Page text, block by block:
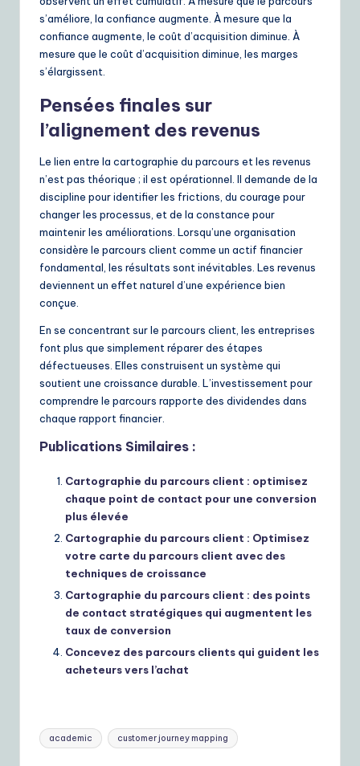
s’améliore, la confiance augmente. À mesure que la
confiance augmente, le coût d’acquisition diminue. À
mesure que le coût d’acquisition diminue, les marges
s’élargissent.
Pensées finales sur
l’alignement des revenus
Le lien entre la cartographie du parcours et les revenus
n’est pas théorique ; il est opérationnel. Il demande de la
discipline pour identifier les frictions, du courage pour
changer les processus, et de la constance pour
maintenir les améliorations. Lorsqu’une organisation
considère le parcours client comme un actif financier
fondamental, les résultats sont inévitables. Les revenus
deviennent un effet naturel d’une expérience bien
conçue.
En se concentrant sur le parcours client, les entreprises
font plus que simplement réparer des étapes
défectueuses. Elles construisent un système qui
soutient une croissance durable. L’investissement pour
comprendre le parcours rapporte des dividendes dans
chaque rapport financier.
Publications Similaires :
Cartographie du parcours client : optimisez
chaque point de contact pour une conversion
plus élevée
Cartographie du parcours client : Optimisez
votre carte du parcours client avec des
techniques de croissance
Cartographie du parcours client : des points
de contact stratégiques qui augmentent les
taux de conversion
Concevez des parcours clients qui guident les
acheteurs vers l’achat
Tags:
academic customer journey mapping